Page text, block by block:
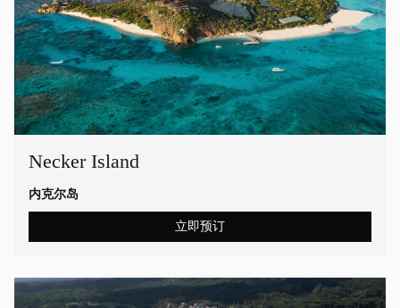
Necker Island
内克尔岛
立即预订